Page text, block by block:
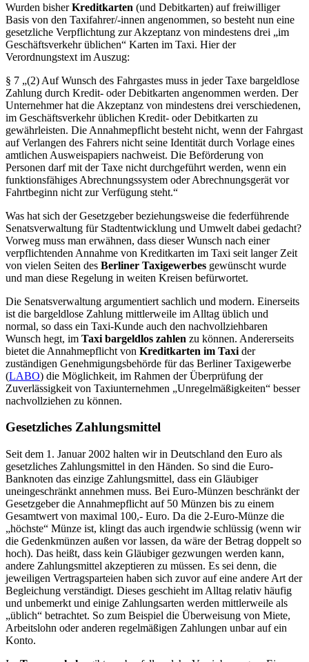
Wurden bisherKreditkarten (und Debitkarten) auf freiwilliger
Basis von den Taxifahrer/-innen angenommen, so besteht nun eine
gesetzliche Verpflichtung zur Akzeptanz von mindestens drei „im
Geschäftsverkehr üblichen“ Karten im Taxi. Hier der
Verordnungstext im Auszug:
§ 7 „(2) Auf Wunsch des Fahrgastes muss in jeder Taxe bargeldlose
Zahlung durch Kredit- oder Debitkarten angenommen werden. Der
Unternehmer hat die Akzeptanz von mindestens drei verschiedenen,
im Geschäftsverkehr üblichen Kredit- oder Debitkarten zu
gewährleisten. Die Annahmepflicht besteht nicht, wenn der Fahrgast
auf Verlangen des Fahrers nicht seine Identität durch Vorlage eines
amtlichen Ausweispapiers nachweist. Die Beförderung von
Personen darf mit der Taxe nicht durchgeführt werden, wenn ein
funktionsfähiges Abrechnungssystem oder Abrechnungsgerät vor
Fahrtbeginn nicht zur Verfügung steht.“
Was hat sich der Gesetzgeber beziehungsweise die federführende
Senatsverwaltung für Stadtentwicklung und Umwelt dabei gedacht?
Vorweg muss man erwähnen, dass dieser Wunsch nach einer
verpflichtenden Annahme von Kreditkarten im Taxi seit langer Zeit
von vielen Seiten des Berliner Taxigewerbes gewünscht wurde
und man diese Regelung in weiten Kreisen befürwortet.
Die Senatsverwaltung argumentiert sachlich und modern. Einerseits
ist die bargeldlose Zahlung mittlerweile im Alltag üblich und
normal, so dass ein Taxi-Kunde auch den nachvollziehbaren
Wunsch hegt, im Taxi bargeldlos zahlen zu können. Andererseits
bietet die Annahmepflicht von Kreditkarten im Taxi der
zuständigen Genehmigungsbehörde für das Berliner Taxigewerbe
(LABO) die Möglichkeit, im Rahmen der Überprüfung der
Zuverlässigkeit von Taxiunternehmen „Unregelmäßigkeiten“ besser
nachvollziehen zu können.
Gesetzliches Zahlungsmittel
Seit dem 1. Januar 2002 halten wir in Deutschland den Euro als
gesetzliches Zahlungsmittel in den Händen. So sind die Euro-
Banknoten das einzige Zahlungsmittel, dass ein Gläubiger
uneingeschränkt annehmen muss. Bei Euro-Münzen beschränkt der
Gesetzgeber die Annahmepflicht auf 50 Münzen bis zu einem
Gesamtwert von maximal 100,- Euro. Da die 2-Euro-Münze die
„höchste“ Münze ist, klingt das auch irgendwie schlüssig (wenn wir
die Gedenkmünzen außen vor lassen, da wäre der Betrag doppelt so
hoch). Das heißt, dass kein Gläubiger gezwungen werden kann,
andere Zahlungsmittel akzeptieren zu müssen. Es sei denn, die
jeweiligen Vertragsparteien haben sich zuvor auf eine andere Art der
Begleichung verständigt. Dieses geschieht im Alltag relativ häufig
und unbemerkt und einige Zahlungsarten werden mittlerweile als
„üblich“ betrachtet. So zum Beispiel die Überweisung von Miete,
Arbeitslohn oder anderen regelmäßigen Zahlungen unbar auf ein
Konto.